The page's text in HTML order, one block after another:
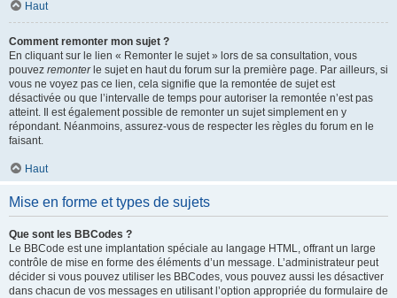
Haut
Comment remonter mon sujet ?
En cliquant sur le lien « Remonter le sujet » lors de sa consultation, vous
pouvez remonterle sujet en haut du forum sur la première page. Par ailleurs, si
vous ne voyez pas ce lien, cela signifie que la remontée de sujet est
désactivée ou que l’intervalle de temps pour autoriser la remontée n’est pas
atteint. Il est également possible de remonter un sujet simplement en y
répondant. Néanmoins, assurez-vous de respecter les règles du forum en le
faisant.
Haut
Mise en forme et types de sujets
Que sont les BBCodes ?
Le BBCode est une implantation spéciale au langage HTML, offrant un large
contrôle de mise en forme des éléments d’un message. L’administrateur peut
décider si vous pouvez utiliser les BBCodes, vous pouvez aussi les désactiver
dans chacun de vos messages en utilisant l’option appropriée du formulaire de